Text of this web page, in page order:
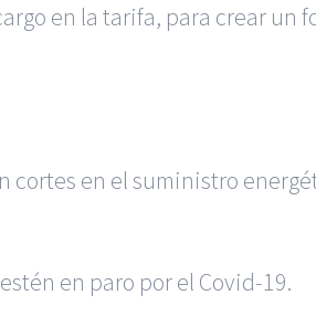
en la tarifa, para crear un
cortes en el suministro
en paro por el Covid-19.